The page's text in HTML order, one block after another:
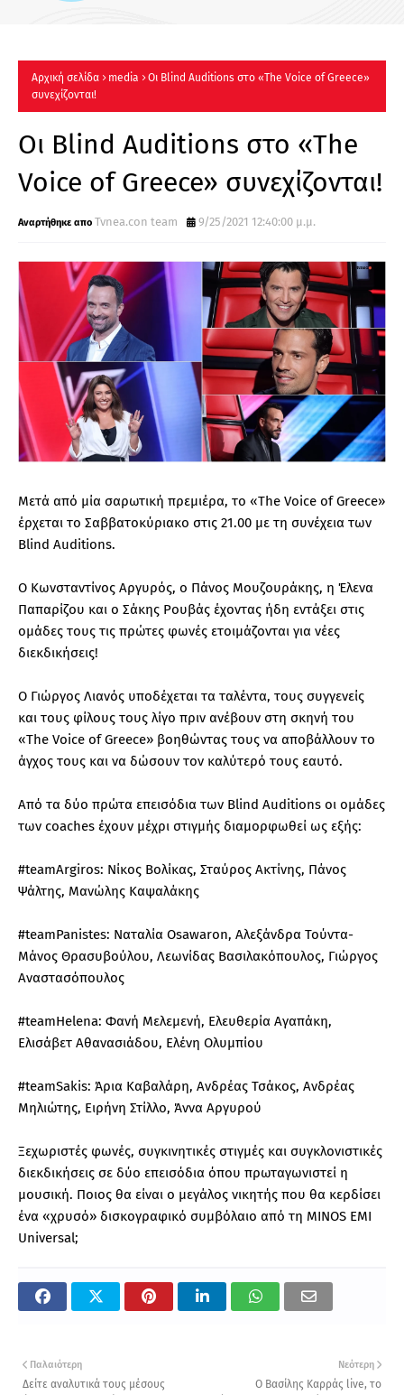
Αρχική σελίδα media
Οι Blind Auditions στο «The Voice of Greece»
συνεχίζονται!
Οι Blind Auditions στο «The
Voice of Greece» συνεχίζονται!
Tvnea.con team 9/25/2021 12:40:00 μ.μ.
Μετά από μία σαρωτική πρεμιέρα, το «The Voice of Greece»
έρχεται το Σαββατοκύριακο στις 21.00 με τη συνέχεια των
Blind Auditions.
Ο Κωνσταντίνος Αργυρός, ο Πάνος Μουζουράκης, η Έλενα
Παπαρίζου και ο Σάκης Ρουβάς έχοντας ήδη εντάξει στις
ομάδες τους τις πρώτες φωνές ετοιμάζονται για νέες
διεκδικήσεις!
Ο Γιώργος Λιανός υποδέχεται τα ταλέντα, τους συγγενείς
και τους φίλους τους λίγο πριν ανέβουν στη σκηνή του
«The Voice of Greece» βοηθώντας τους να αποβάλλουν το
άγχος τους και να δώσουν τον καλύτερό τους εαυτό.
Από τα δύο πρώτα επεισόδια των Blind Auditions οι ομάδες
των coaches έχουν μέχρι στιγμής διαμορφωθεί ως εξής:
#teamArgiros: Νίκος Βολίκας, Σταύρος Ακτίνης, Πάνος
Ψάλτης, Μανώλης Καψαλάκης
#teamPanistes: Ναταλία Osawaron, Αλεξάνδρα Τούντα-
Μάνος Θρασυβούλου, Λεωνίδας Βασιλακόπουλος, Γιώργος
Αναστασόπουλος
#teamHelena: Φανή Μελεμενή, Ελευθερία Αγαπάκη,
Ελισάβετ Αθανασιάδου, Ελένη Ολυμπίου
#teamSakis: Άρια Καβαλάρη, Ανδρέας Τσάκος, Ανδρέας
Μηλιώτης, Ειρήνη Στίλλο, Άννα Αργυρού
Ξεχωριστές φωνές, συγκινητικές στιγμές και συγκλονιστικές
διεκδικήσεις σε δύο επεισόδια όπου πρωταγωνιστεί η
μουσική. Ποιος θα είναι ο μεγάλος νικητής που θα κερδίσει
ένα «χρυσό» δισκογραφικό συμβόλαιο από τη MINOS EMI
Universal;
Νεότερη
Ο Βασίλης Καρράς live, το
Παλαιότερη
Δείτε αναλυτικά τους μέσους